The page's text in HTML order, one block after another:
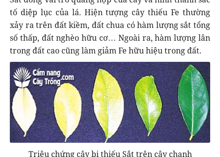
tố diệp lục của lá. Hiện tượng cây thiếu Fe thường
xảy ra trên đất kiềm, đất chua có hàm lượng sắt tổng
số thấp, đất nghèo hữu cơ… Ngoài ra, hàm lượng lân
trong đất cao cũng làm giảm Fe hữu hiệu trong đất.
Triệu chứng cây bị thiếu Sắt trên cây chanh